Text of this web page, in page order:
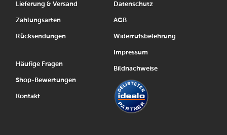
Lieferung & Versand
Zahlungsarten
Rücksendungen
Häufige Fragen
Shop-Bewertungen
Kontakt
Datenschutz
AGB
Widerrufsbelehrung
Impressum
Bildnachweise